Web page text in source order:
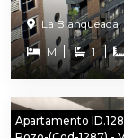
La Blanqueada
M 1
Apartamento